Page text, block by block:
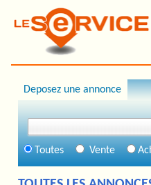
Deposez une annonce
Toutes Vente